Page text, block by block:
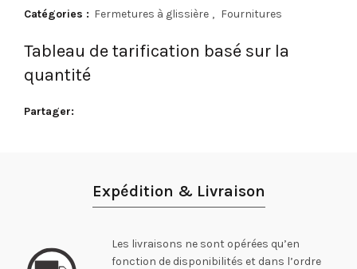
Catégories : Fermetures à glissière , Fournitures
Tableau de tarification basé sur la
quantité
Partager
Expédition & Livraison
Les livraisons ne sont opérées qu’en
fonction de disponibilités et dans l’ordre